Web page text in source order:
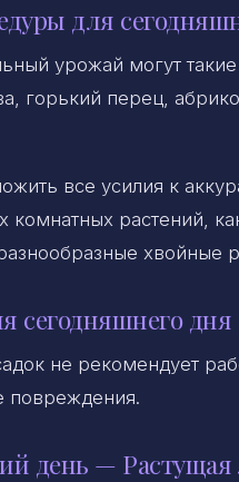
для
урожай могут
горький перец,
все усилия к
комнатных растений,
хвойные
сегодняшнего дня
не рекомендует
повреждения.
день — Растущая